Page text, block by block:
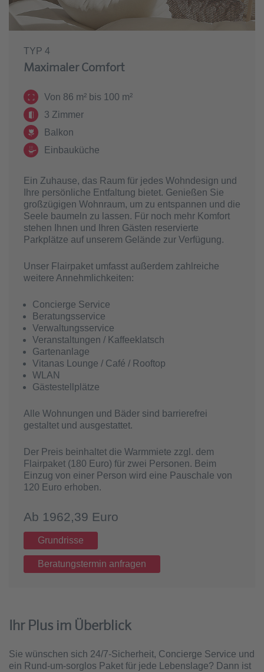
TYP 4
Maximaler Comfort
Von 86 m² bis 100 m²
3 Zimmer
Balkon
Einbauküche
Ein Zuhause, das Raum für jedes Wohndesign und
Ihre persönliche Entfaltung bietet. Genießen Sie
großzügigen Wohnraum, um zu entspannen und die
Seele baumeln zu lassen. Für noch mehr Komfort
stehen Ihnen und Ihren Gästen reservierte
Parkplätze auf unserem Gelände zur Verfügung.
Unser Flairpaket umfasst außerdem zahlreiche
weitere Annehmlichkeiten:
Concierge Service
Beratungsservice
Verwaltungsservice
Veranstaltungen / Kaffeeklatsch
Gartenanlage
Vitanas Lounge / Café / Rooftop
WLAN
Gästestellplätze
Alle Wohnungen und Bäder sind barrierefrei
gestaltet und ausgestattet.
Der Preis beinhaltet die Warmmiete zzgl. dem
Flairpaket (180 Euro) für zwei Personen. Beim
Einzug von einer Person wird eine Pauschale von
120 Euro erhoben.
Ab 1962,39 Euro
Grundrisse
Beratungstermin anfragen
Ihr Plus im Überblick
Sie wünschen sich 24/7-Sicherheit, Concierge Service und
ein Rund-um-sorglos Paket für jede Lebenslage? Dann ist